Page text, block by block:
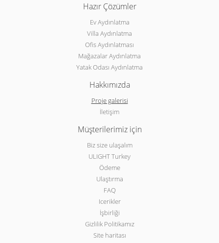
Hazır Çözümler
Ev Aydınlatma
Villa Aydınlatma
Ofis Aydınlatması
Mağazalar Aydınlatma
Yatak Odası Aydınlatma
Hakkımızda
Proje galerisi
İletişim
Müşterilerimiz için
Biz size ulaşalım
ULIGHT Turkey
Ödeme
Ulaştırma
FAQ
Icerikler
İşbirliği
Gizlilik Politikamız
Site haritası